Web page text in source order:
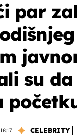
par
su
CELEBRITY